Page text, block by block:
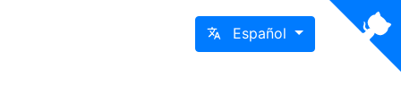
Español